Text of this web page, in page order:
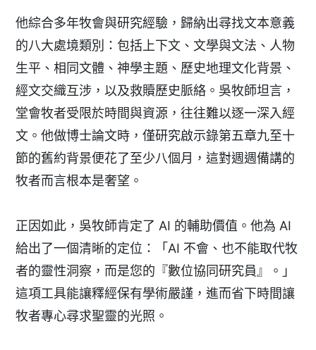
他綜合多年牧會與研究經驗，歸納出尋找文本意義
的八大處境類別：包括上下文、文學與文法、人物
生平、相同文體、神學主題、歷史地理文化背景、
經文交織互涉，以及救贖歷史脈絡。吳牧師坦言，
堂會牧者受限於時間與資源，往往難以逐一深入經
文。他做博士論文時，僅研究啟示錄第五章九至十
節的舊約背景便花了至少八個月，這對週週備講的
牧者而言根本是奢望。
正因如此，吳牧師肯定了 AI 的輔助價值。他為 AI
給出了一個清晰的定位：「AI 不會、也不能取代牧
者的靈性洞察，而是您的『數位協同研究員』。」
這項工具能讓釋經保有學術嚴謹，進而省下時間讓
牧者專心尋求聖靈的光照。